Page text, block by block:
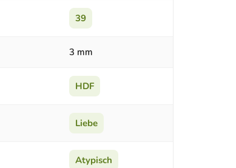
39
3 mm
HDF
Liebe
Atypisch